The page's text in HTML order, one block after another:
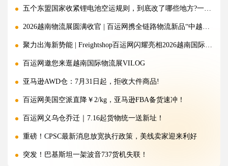
五个东盟国家收紧锂电池空运规则，到底改了哪些地方?一文讲清!
2026越南物流展圆满收官 | 百运网携全链路物流新品“中越美专线”强势出圈！
聚力出海新势能 | Freightshop百运网闪耀亮相2026越南国际物流展
百运网邀您来逛越南国际物流展VILOG
亚马逊AWD仓：7月31日起，拒收大件商品!
百运网美国空派直降￥2/kg，亚马逊FBA备货速冲！
百运网义乌仓乔迁｜7.16起货物统一送新址！
重磅！CPSC最新消息放宽执行政策，美线卖家迎来利好
突发！巴基斯坦一架波音737货机失联！